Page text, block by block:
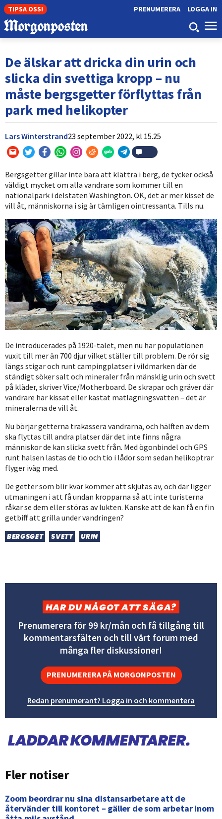
TIPSA OSS! LOGGA IN
PRENUMERERA
De älskar att dricka din urin och
slicka din svettiga kropp – nu
måste bergsgetter förflyttas från
park med helikopter
Lars Winterstrand23 september 2022, kl 15.25
Bergsgetter gillar inte bara att klättra i berg, de tycker också
väldigt mycket om alla vandrare som kommer till en
nationalpark i delstaten Washington. OK, det är mer kisset de
vill åt, människorna i sig är tämligen ointressanta. Tills nu.
De introducerades på 1920-talet, men nu har populationen
vuxit till mer än 700 djur vilket ställer till problem. De rör sig
längs stigar och runt campingplatser i vildmarken där de
ständigt söker salt och mineraler från mänsklig urin och svett
på kläder, skriver Vice/Motherboard. De skrapar och gräver där
vandrare har kissat eller kastat matlagningsvatten – det är
mineralerna de vill åt.
Nu börjar getterna trakassera vandrarna, och hälften av dem
ska flyttas till andra platser där det inte finns några
människor de kan slicka svett från. Med ögonbindel och GPS
runt halsen lastas de tio och tio i lådor som sedan helikoptrar
flyger iväg med.
De getter som blir kvar kommer att skjutas av, och där ligger
utmaningen i att få undan kropparna så att inte turisterna
råkar se dem eller störas av lukten. Kanske att de kan få en fin
getbiff att grilla under vandringen?
BERGSGET SVETT URIN
HAR DU NÅGOT ATT SÄGA?
Prenumerera för 99 kr/mån och få tillgång till
kommentarsfälten och till vårt forum med
många fler diskussioner!
PRENUMERERA PÅ MORGONPOSTEN
Redan prenumerant? Logga in och kommentera
Fler notiser
Zoom beordrar nu sina distansarbetare att de
återvänder till kontoret – gäller de som arbetar inom